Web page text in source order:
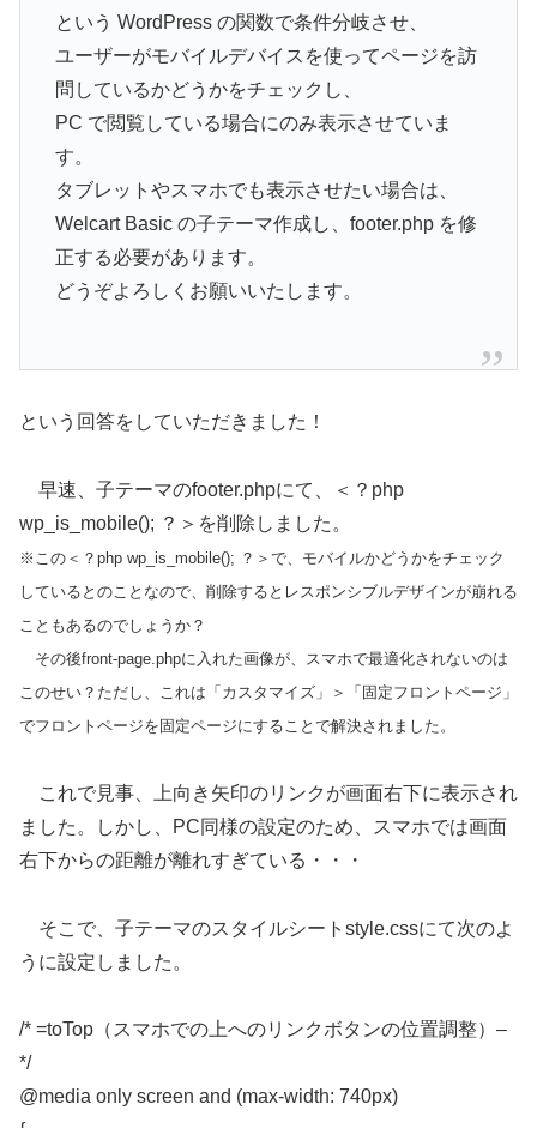
という WordPress の関数で条件分岐させ、
ユーザーがモバイルデバイスを使ってページを訪
問しているかどうかをチェックし、
PC で閲覧している場合にのみ表示させていま
す。
タブレットやスマホでも表示させたい場合は、
Welcart Basic の子テーマ作成し、footer.php を修
正する必要があります。
どうぞよろしくお願いいたします。
という回答をしていただきました！
早速、子テーマのfooter.phpにて、＜？php
wp_is_mobile(); ？＞を削除しました。
※この＜？php wp_is_mobile(); ？＞で、モバイルかどうかをチェック
しているとのことなので、削除するとレスポンシブルデザインが崩れる
こともあるのでしょうか？
その後front-page.phpに入れた画像が、スマホで最適化されないのは
このせい？ただし、これは「カスタマイズ」＞「固定フロントページ」
でフロントページを固定ページにすることで解決されました。
これで見事、上向き矢印のリンクが画面右下に表示され
ました。しかし、PC同様の設定のため、スマホでは画面
右下からの距離が離れすぎている・・・
そこで、子テーマのスタイルシートstyle.cssにて次のよ
うに設定しました。
/* =toTop（スマホでの上へのリンクボタンの位置調整）–
*/
@media only screen and (max-width: 740px)